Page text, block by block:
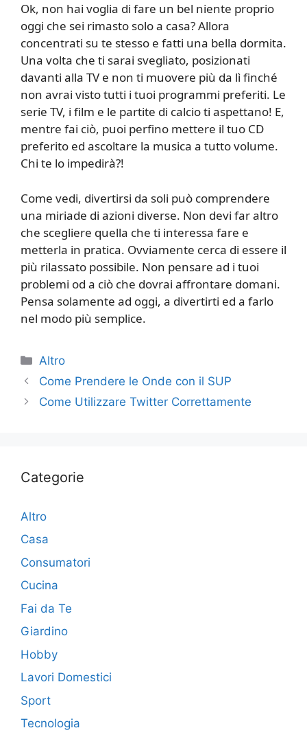
Ok, non hai voglia di fare un bel niente proprio
oggi che sei rimasto solo a casa? Allora
concentrati su te stesso e fatti una bella dormita.
Una volta che ti sarai svegliato, posizionati
davanti alla TV e non ti muovere più da lì finché
non avrai visto tutti i tuoi programmi preferiti. Le
serie TV, i film e le partite di calcio ti aspettano! E,
mentre fai ciò, puoi perfino mettere il tuo CD
preferito ed ascoltare la musica a tutto volume.
Chi te lo impedirà?!
Come vedi, divertirsi da soli può comprendere
una miriade di azioni diverse. Non devi far altro
che scegliere quella che ti interessa fare e
metterla in pratica. Ovviamente cerca di essere il
più rilassato possibile. Non pensare ad i tuoi
problemi od a ciò che dovrai affrontare domani.
Pensa solamente ad oggi, a divertirti ed a farlo
nel modo più semplice.
Categorie
Altro
Come Prendere le Onde con il SUP
Come Utilizzare Twitter Correttamente
Categorie
Altro
Casa
Consumatori
Cucina
Fai da Te
Giardino
Hobby
Lavori Domestici
Sport
Tecnologia